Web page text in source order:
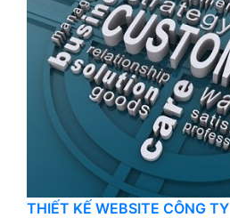
THIẾT KẾ WEBSITE CÔNG TY